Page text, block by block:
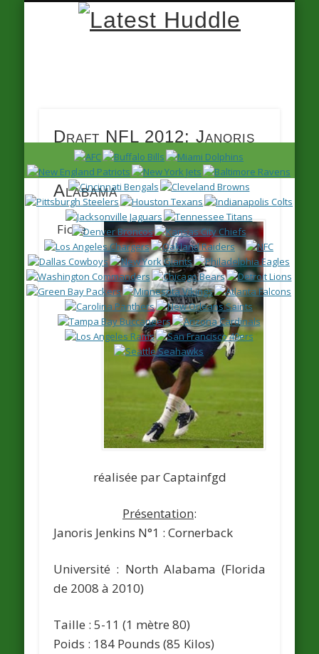
Draft NFL 2012: Janoris
Jenkins – CB – North
Alabama
Fiche
réalisée par Captainfgd
Présentation:
Janoris Jenkins N°1 : Cornerback
Université : North Alabama (Florida
de 2008 à 2010)
Taille : 5-11 (1 mètre 80)
Poids : 184 Pounds (85 Kilos)